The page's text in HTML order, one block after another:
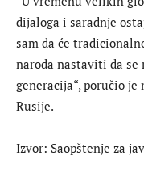
dijaloga i saradnje
sam da će
naroda nastaviti da se
generacija“, poručio
Rusije.
Izvor: Saopštenje za